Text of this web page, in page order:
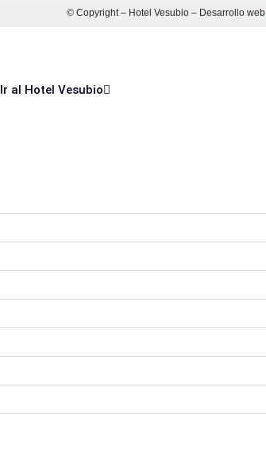
© Copyright – Hotel Vesubio – Desarrollo web
Ir al Hotel Vesubio